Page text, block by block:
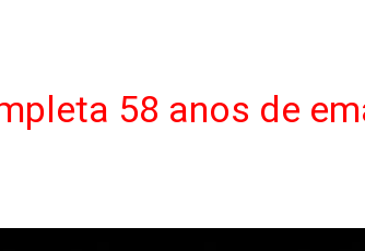
58 anos de